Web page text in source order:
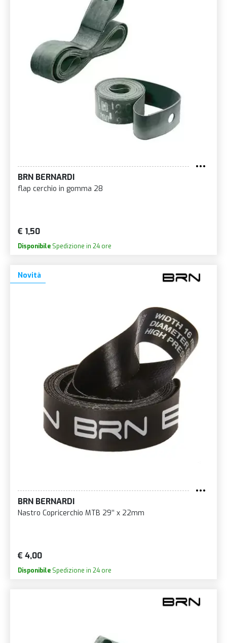
BRN BERNARDI
flap cerchio in gomma 28
€ 1,50
Disponibile Spedizione in 24 ore
Novità
BRN BERNARDI
Nastro Copricerchio MTB 29’’ x 22mm
€ 4,00
Disponibile Spedizione in 24 ore